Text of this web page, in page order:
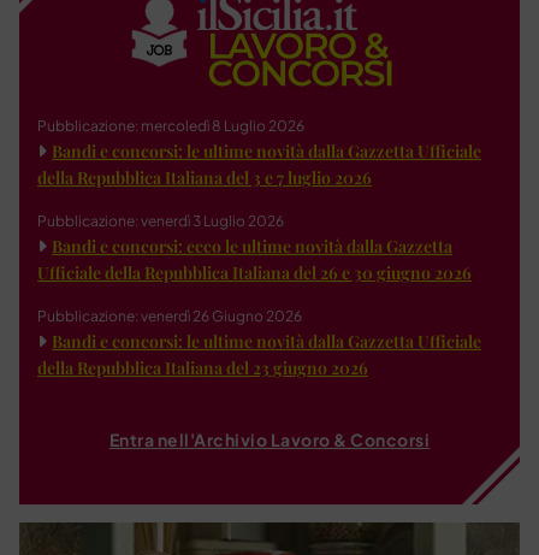
Pubblicazione: mercoledì 8 Luglio 2026
Bandi e concorsi: le ultime novità dalla Gazzetta Ufficiale
della Repubblica Italiana del 3 e 7 luglio 2026
Pubblicazione: venerdì 3 Luglio 2026
Bandi e concorsi: ecco le ultime novità dalla Gazzetta
Ufficiale della Repubblica Italiana del 26 e 30 giugno 2026
Pubblicazione: venerdì 26 Giugno 2026
Bandi e concorsi: le ultime novità dalla Gazzetta Ufficiale
della Repubblica Italiana del 23 giugno 2026
Entra nell'Archivio Lavoro & Concorsi